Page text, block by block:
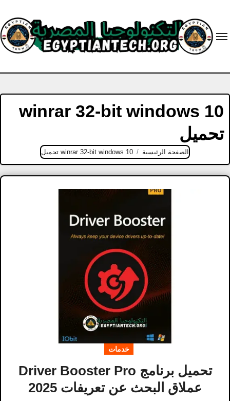
content
winrar 32-bit windows 10
تحميل
الصفحة الرئيسية winrar 32-bit windows 10 تحميل
خدمات
تحميل برنامج Driver Booster Pro
عملاق البحث عن تعريفات 2025